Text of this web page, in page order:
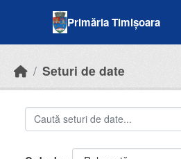
Primăria Timișoara
Seturi de date